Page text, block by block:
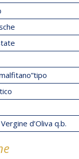
d’Oliva q.b.